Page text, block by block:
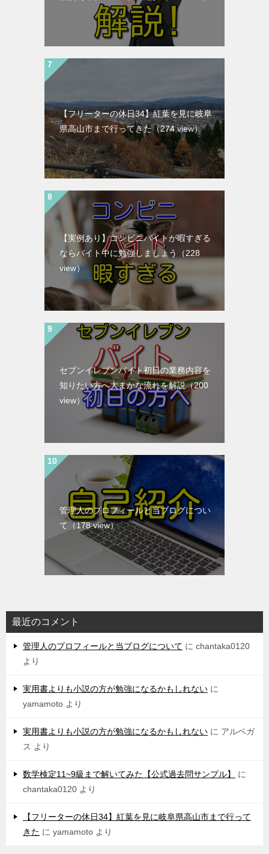
【フリーターの休日34】紅葉を見に岐阜
県高山市まで行ってきた（274 view）
【実例あり】コンビニバイトが暇すぎる
ならバイト中に勉強しましょう
（228
view）
セブンイレブンバイト初日の業務内容を
知りたい方へ大まかな流れを解説（200
view）
管理人のプロフィールと当ブログについ
て
（178 view）
最近のコメント
管理人のプロフィールと当ブログについて に chantaka0120
より
実用書よりも小説の方が勉強になるかもしれない に
yamamoto より
実用書よりも小説の方が勉強になるかもしれない に アルベガ
ス より
数学検定11~9級まで解いてみた【公式過去問サンプル】
に
chantaka0120 より
【フリーターの休日34】紅葉を見に岐阜県高山市まで行って
きた に yamamoto より